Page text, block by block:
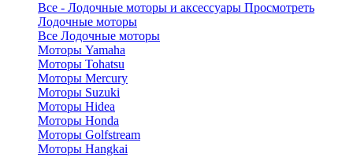
Все - Лодочные моторы и аксессуары Просмотреть
Лодочные моторы
Все Лодочные моторы
Моторы Yamaha
Моторы Tohatsu
Моторы Mercury
Моторы Suzuki
Моторы Hidea
Моторы Honda
Моторы Golfstream
Моторы Hangkai